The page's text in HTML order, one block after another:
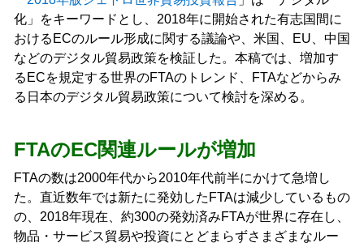
化」をキーワードとし、2018年に開始された有志国間に
おけるECのルール形成に関する議論や、米国、EU、中国
などのデジタル貿易政策を検証した。本稿では、増加す
るECを規定する世界のFTAのトレンド、FTAなどからみ
る日本のデジタル貿易政策について検討を深める。
FTAのEC関連ルールが増加
FTAの数は2000年代から2010年代前半にかけて急増し
た。直近数年では新たに発効したFTAは減少しているもの
の、2018年現在、約300の発効済みFTAが世界に存在し、
物品・サービス貿易や投資にとどまらずさまざまなルー